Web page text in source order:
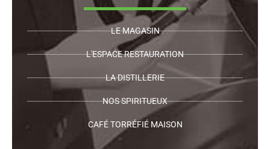
LE MAGASIN
L'ESPACE RESTAURATION
LA DISTILLERIE
NOS SPIRITUEUX
CAFÉ TORRÉFIÉ MAISON